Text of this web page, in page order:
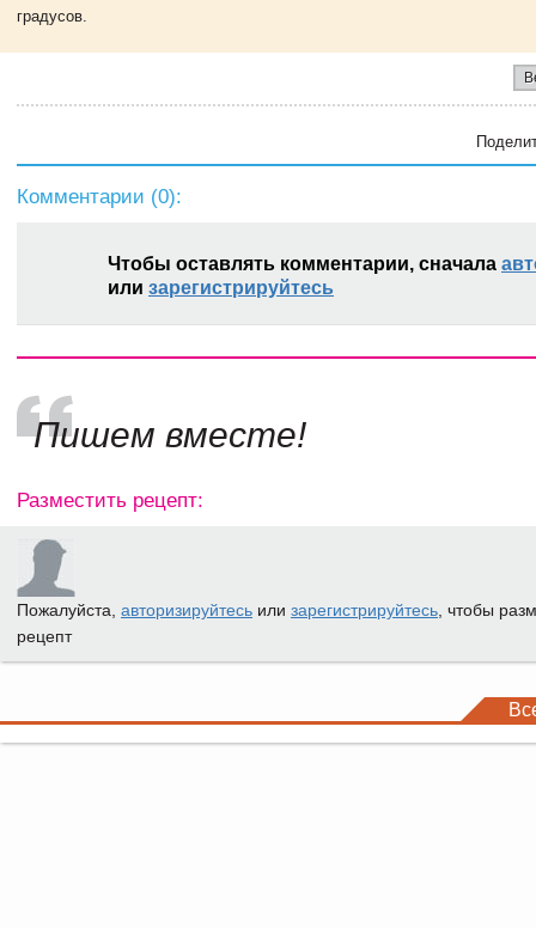
градусов.
Комментарии (0):
Чтобы оставлять комментарии, сначала
или зарегистрируйтесь
Пишем вместе!
Разместить рецепт:
Пожалуйста, авторизируйтесь или зарегистрируйтесь , чтобы
рецепт